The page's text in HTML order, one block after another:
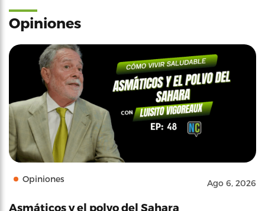
Opiniones
Opiniones Ago 6, 2026
Asmáticos y el polvo del Sahara